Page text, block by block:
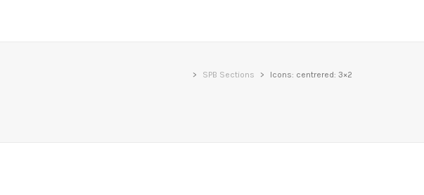
> SPB Sections > Icons: centrered: 3×2